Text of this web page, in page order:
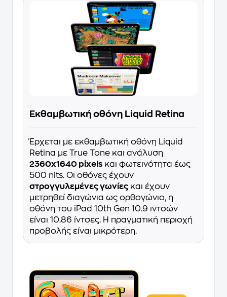
Εκθαμβωτική οθόνη Liquid Retina
Έρχεται με εκθαμβωτική οθόνη Liquid
Retina με True Tone και ανάλυση
2360x1640 pixels και φωτεινότητα έως
500 nits. Οι οθόνες έχουν
στρογγυλεμένες γωνίες και έχουν
μετρηθεί διαγώνια ως ορθογώνιο, η
οθόνη του iPad 10th Gen 10.9 ιντσών
είναι 10.86 ίντσες. Η πραγματική περιοχή
προβολής είναι μικρότερη.